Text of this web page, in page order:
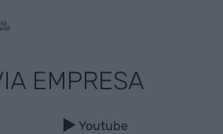
EMPRESA
Youtube